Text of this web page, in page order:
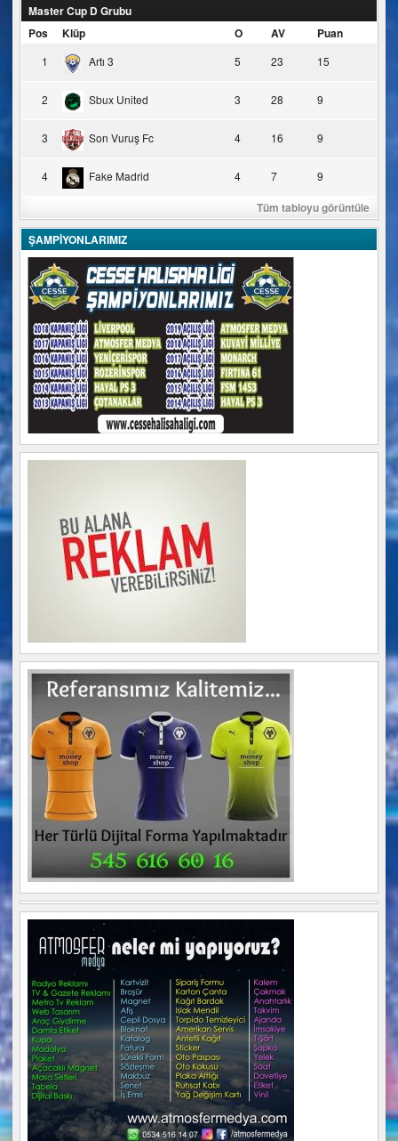
Master Cup D Grubu
Pos
Klüp O AV Puan
1 Artı 3 5 23 15
2 Sbux United 3 28 9
3 Son Vuruş Fc 4 16 9
4 Fake Madrid 4 7 9
Tüm tabloyu görüntüle
ŞAMPİYONLARIMIZ